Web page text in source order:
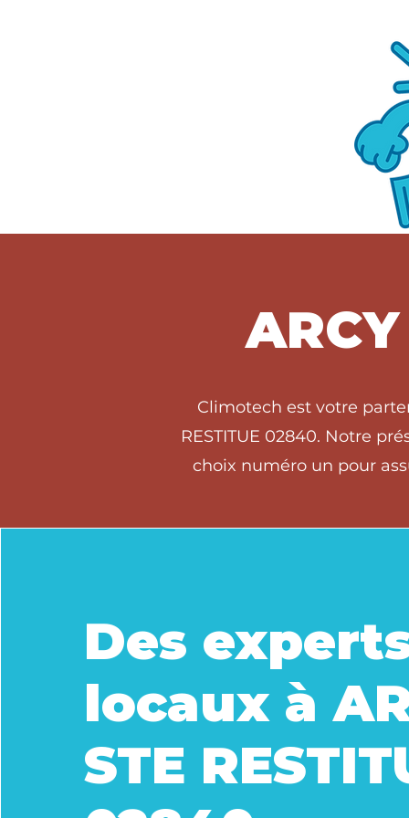
Climotech est votre
RESTITUE 02840. Notre
choix numéro un pour
Des
locaux à
STE